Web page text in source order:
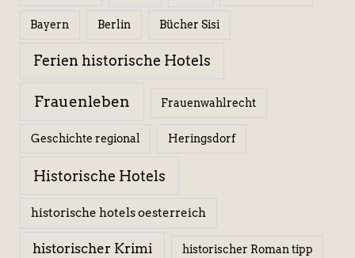
Bayern Berlin Bücher Sisi
Ferien historische Hotels
Frauenleben Frauenwahlrecht
Geschichte regional Heringsdorf
Historische Hotels
historische hotels oesterreich
historischer Krimi historischer Roman tipp